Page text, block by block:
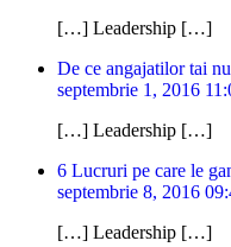
[…] Leadership […]
De ce angajatilor tai
septembrie 1, 2016
[…] Leadership […]
6 Lucruri pe care le
septembrie 8, 2016
[…] Leadership […]